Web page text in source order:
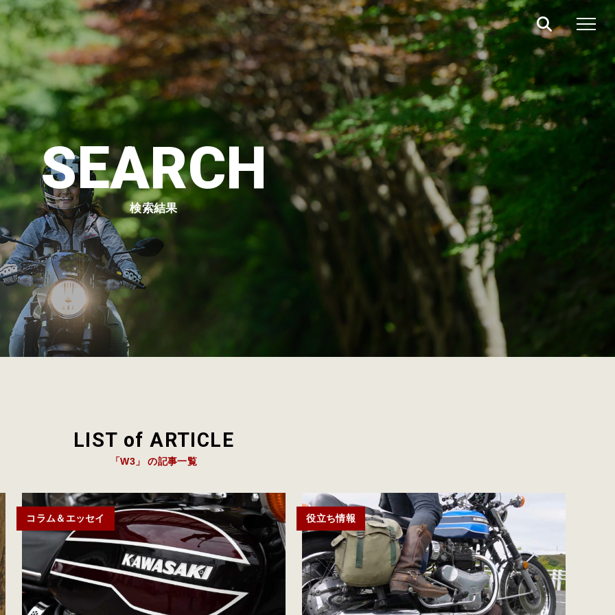
SEARCH
検索結果
LIST of ARTICLE
「W3」 の記事一覧
コラム＆エッセイ 役立ち情報